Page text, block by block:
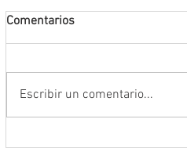
Comentarios
Escribir un comentario...